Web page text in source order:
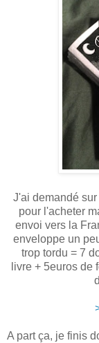
J'ai demandé
pour l'acheter
envoi vers la
enveloppe un
trop tordu = 7
livre + 5euros de
A part ça, je finis